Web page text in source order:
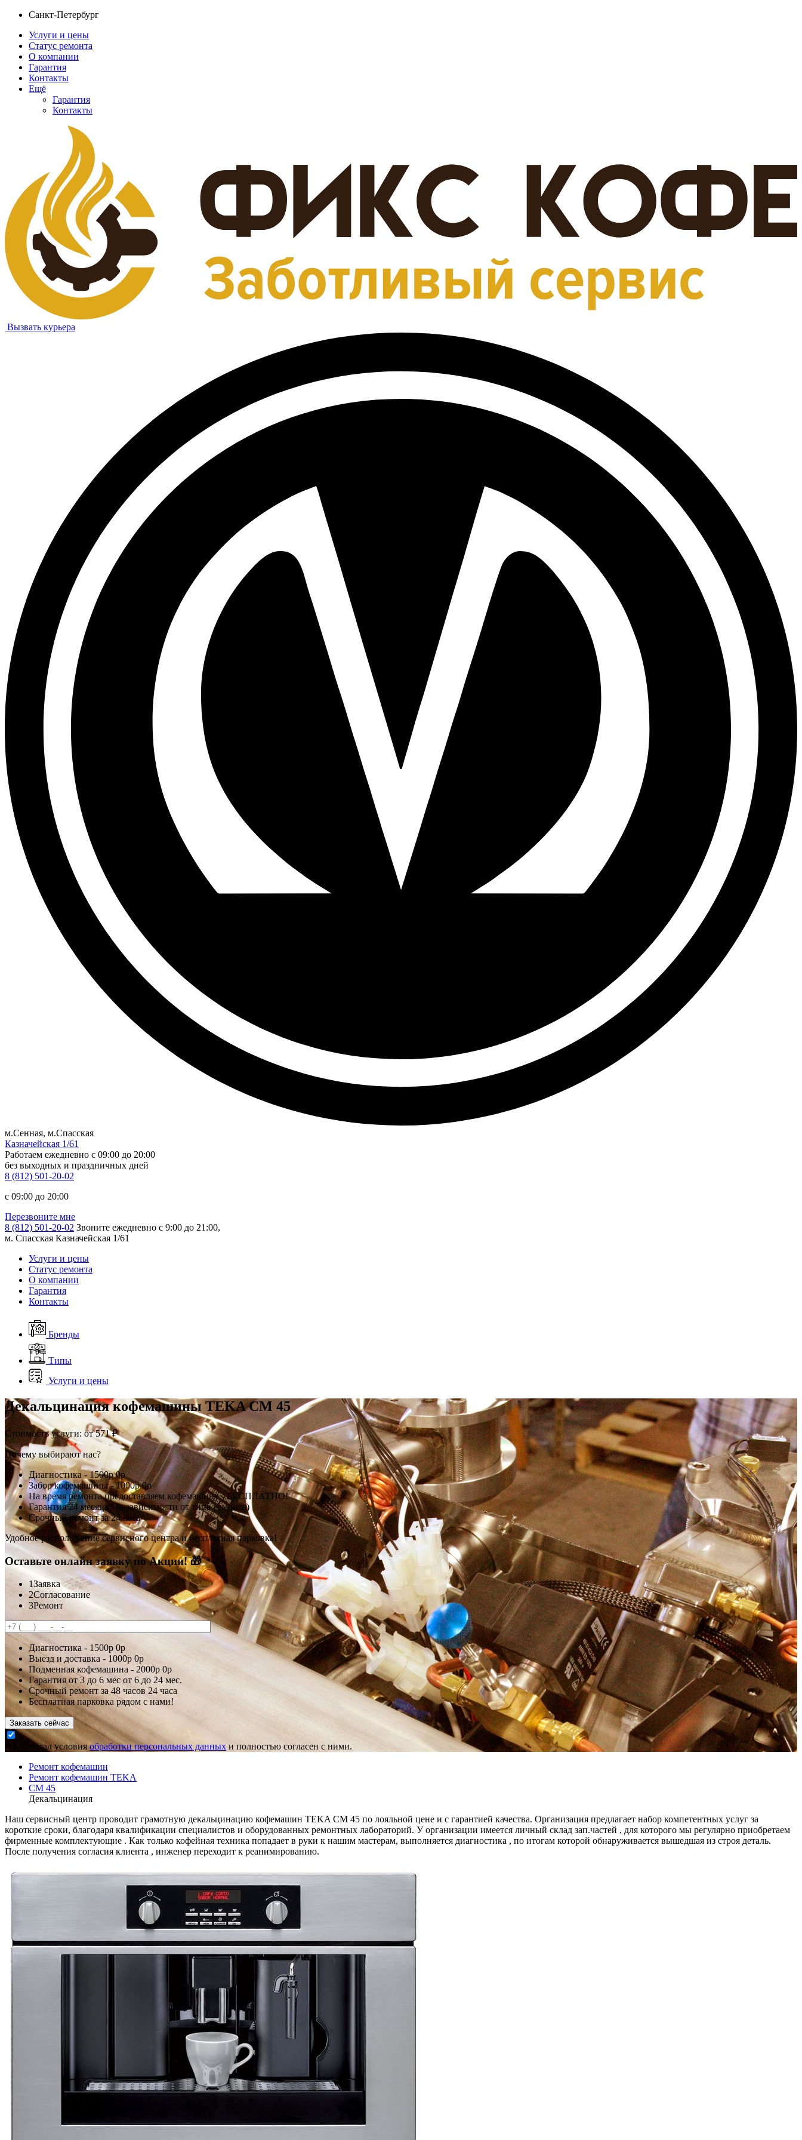
Санкт-Петербург
Услуги и цены
Статус ремонта
О компании
Гарантия
Контакты
Ещё
Гарантия
Контакты
Вызвать курьера
м.Сенная, м.Спасская
Казначейская 1/61
Работаем ежедневно c 09:00 до 20:00
без выходных и праздничных дней
8 (812) 501-20-02
c 09:00 до 20:00
Перезвоните мне
8 (812) 501-20-02 Звоните ежедневно с 9:00 до 21:00,
м. Спасская Казначейская 1/61
Услуги и цены
Статус ремонта
О компании
Гарантия
Контакты
Бренды
Типы
Услуги и цены
Декальцинация кофемашины TEKA CM 45
Стоимость услуги: от 571 ₽
Почему выбирают нас?
Диагностика -1500р0р
Забор кофемашины -1000р0р
На время ремонта предоставляем кофемашину - БЕСПЛАТНО!
Гарантия 24 месяца* (в зависимости от типа ремонта)
Срочный ремонт за 24 часа
Удобное расположение сервисного центра и бесплатная парковка!
Оставьте онлайн заявку по Акции! 🎁
1Заявка
2Согласование
3Ремонт
Диагностика - 1500р 0р
Выезд и доставка - 1000р 0р
Подменная кофемашина - 2000р 0р
Гарантияот 3 до 6 мес от 6 до 24 мес.
Срочный ремонт за48 часов 24 часа
Бесплатная парковка рядом с нами!
Заказать сейчас
Я прочитал условияобработки персональных данных и полностью согласен с ними.
Ремонт кофемашин
Ремонт кофемашин TEKA
CM 45
Декальцинация
Наш сервисный центр проводит грамотную декальцинацию кофемашин TEKA CM 45 по лояльной цене и с гарантией качества. Организация предлагает набор компетентных услуг за
короткие сроки, благодаря квалификации специалистов и оборудованных ремонтных лабораторий. У организации имеется личный склад зап.частей , для которого мы регулярно приобретаем
фирменные комплектующие . Как только кофейная техника попадает в руки к нашим мастерам, выполняется диагностика , по итогам которой обнаруживается вышедшая из строя деталь.
После получения согласия клиента , инженер переходит к реанимированию.